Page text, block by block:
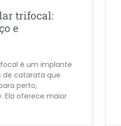
trifocal:
e
é um implante
de catarata que
perto,
Ela oferece maior